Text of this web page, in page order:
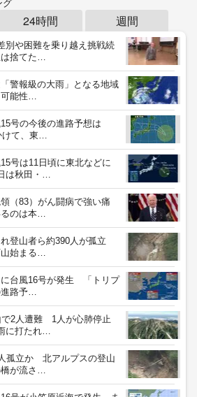
24時間 週間
別や困難を乗り越え挑戦続
捨てた…
警報級の大雨」となる地域
可能性…
15号の今後の進路予想は
けて、東…
15号は11日頃に東北などに
は秋田・…
（83）がん闘病で強い痛
のは本…
登山者ら約390人が孤立
山始まる…
に台風16号が発生 「トリプ
進路予…
で2人遭難 1人が心肺停止
に打たれ…
孤立か 北アルプスの登山
橋が流さ…